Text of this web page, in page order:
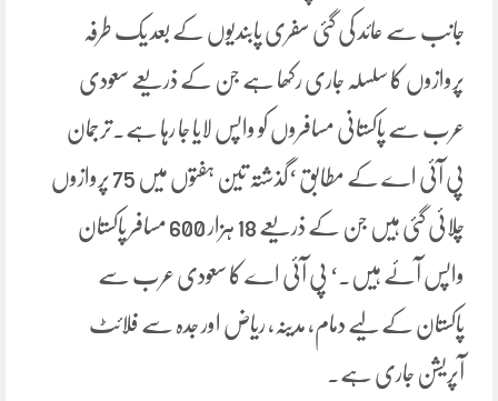
جانب سے عائد کی گئی سفری پابندیوں کے بعد یک طرفہ
پروازوں کا سلسلہ جاری رکھا ہے جن کے ذریعے سعودی
عرب سے پاکستانی مسافروں کو واپس لایا جا رہا ہے۔ترجمان
پی آئی اے کے مطابق ‘گذشتہ تین ہفتوں میں 75 پروازوں
چلائی گئی ہیں جن کے ذریعے 18 ہزار 600 مسافر پاکستان
واپس آئے ہیں۔‘ پی آئی اے کا سعودی عرب سے
پاکستان کے لیے دمام، مدینہ، ریاض اور جدہ سے فلائٹ
آپریشن جاری ہے۔